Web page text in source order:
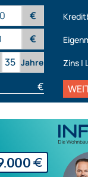
€
€
Jahre Zins |
€